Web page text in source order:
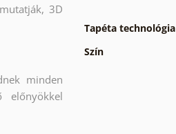
3D
minden
előnyökkel
Tapéta technológia
Szín